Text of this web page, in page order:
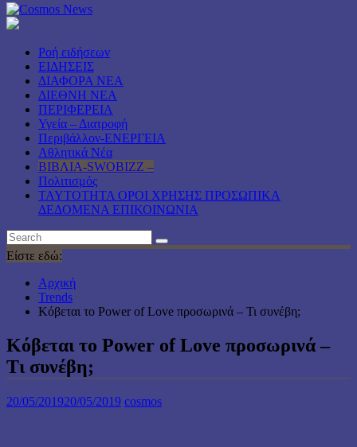
Ροή ειδήσεων
ΕΙΔΗΣΕΙΣ
ΔΙΑΦΟΡΑ ΝΕΑ
ΔΙΕΘΝΗ ΝΕΑ
ΠΕΡΙΦΕΡΕΙΑ
Υγεία – Διατροφή
Περιβάλλον-ΕΝΕΡΓΕΙΑ
Αθλητικά Νέα
ΒΙΒΛΙΑ-SWOBIZZ –
Πολιτισμός
TAYTOTHTA ΟΡΟΙ ΧΡΗΣΗΣ ΠΡΟΣΩΠΙΚΑ
ΔΕΔΟΜΕΝΑ ΕΠΙΚΟΙΝΩΝΙΑ
Είστε εδώ:
Αρχική
Trends
Κόβεται το Power of Love προσωρινά – Τι συνέβη;
Κόβεται το Power of Love προσωρινά –
Τι συνέβη;
20/05/201920/05/2019 cosmos